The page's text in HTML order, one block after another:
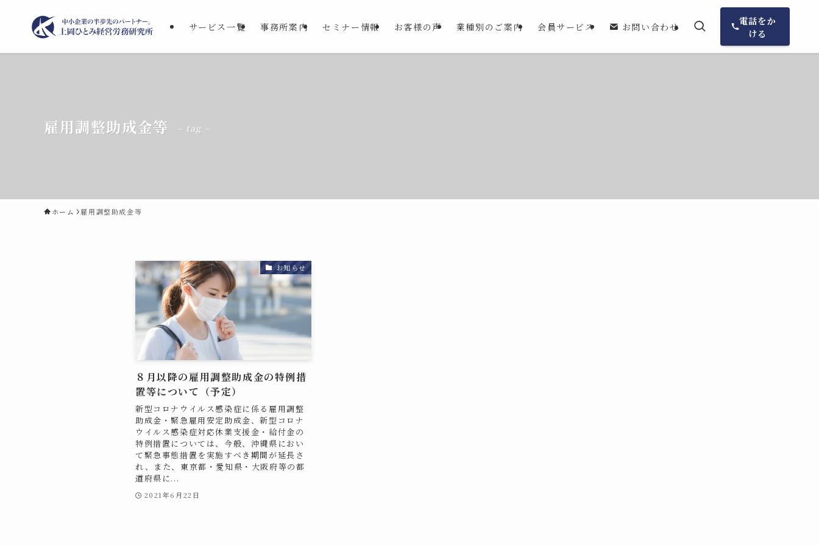
サービス一覧 事務所案内 セミナー情報 お客様の声 業種別のご案内 会員サービス お問い合わせ
電話をか
ける
雇用調整助成金等 – tag –
ホーム 雇用調整助成金等
お知らせ
８月以降の雇用調整助成金の特例措
置等について（予定）
新型コロナウイルス感染症に係る雇用調整
助成金・緊急雇用安定助成金、新型コロナ
ウイルス感染症対応休業支援金・給付金の
特例措置については、今般、沖縄県におい
て緊急事態措置を実施すべき期間が延長さ
れ、また、東京都・愛知県・大阪府等の都
道府県に...
2021年6月22日